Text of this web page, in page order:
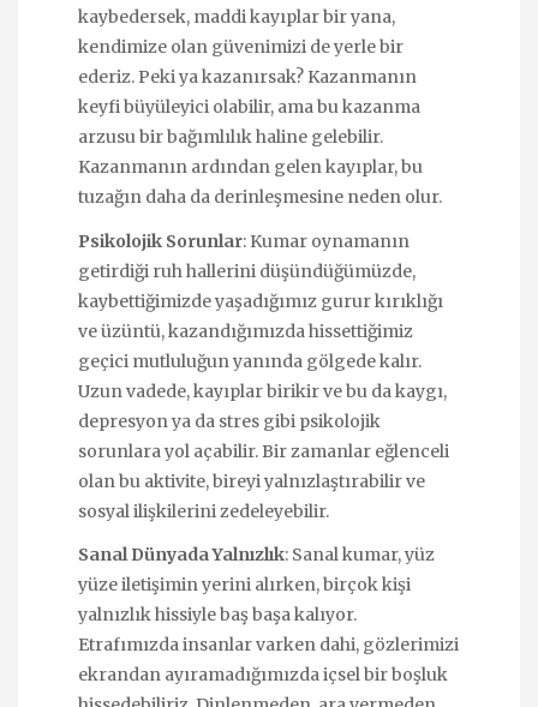
kaybedersek, maddi kayıplar bir yana,
kendimize olan güvenimizi de yerle bir
ederiz. Peki ya kazanırsak? Kazanmanın
keyfi büyüleyici olabilir, ama bu kazanma
arzusu bir bağımlılık haline gelebilir.
Kazanmanın ardından gelen kayıplar, bu
tuzağın daha da derinleşmesine neden olur.
Psikolojik Sorunlar: Kumar oynamanın
getirdiği ruh hallerini düşündüğümüzde,
kaybettiğimizde yaşadığımız gurur kırıklığı
ve üzüntü, kazandığımızda hissettiğimiz
geçici mutluluğun yanında gölgede kalır.
Uzun vadede, kayıplar birikir ve bu da kaygı,
depresyon ya da stres gibi psikolojik
sorunlara yol açabilir. Bir zamanlar eğlenceli
olan bu aktivite, bireyi yalnızlaştırabilir ve
sosyal ilişkilerini zedeleyebilir.
Sanal Dünyada Yalnızlık: Sanal kumar, yüz
yüze iletişimin yerini alırken, birçok kişi
yalnızlık hissiyle baş başa kalıyor.
Etrafımızda insanlar varken dahi, gözlerimizi
ekrandan ayıramadığımızda içsel bir boşluk